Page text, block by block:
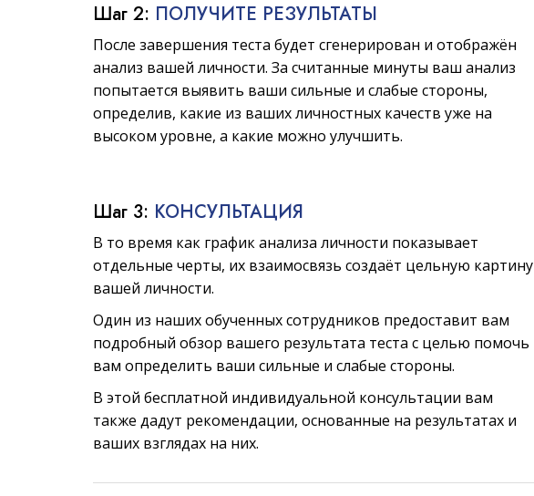
Шаг 2: ПОЛУЧИТЕ РЕЗУЛЬТАТЫ
После завершения теста будет сгенерирован и отображён
анализ вашей личности. За считанные минуты ваш анализ
попытается выявить ваши сильные и слабые стороны,
определив, какие из ваших личностных качеств уже на
высоком уровне, а какие можно улучшить.
Шаг 3: КОНСУЛЬТАЦИЯ
В то время как график анализа личности показывает
отдельные черты, их взаимосвязь создаёт цельную картину
вашей личности.
Один из наших обученных сотрудников предоставит вам
подробный обзор вашего результата теста с целью помочь
вам определить ваши сильные и слабые стороны.
В этой бесплатной индивидуальной консультации вам
также дадут рекомендации, основанные на результатах и
ваших взглядах на них.